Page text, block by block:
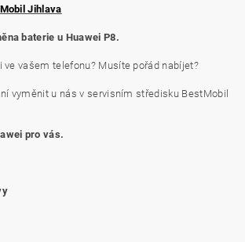
Jihlava
baterie u Huawei P8.
ve vašem telefonu? Musíte pořád nabíjet?
vyměnit u nás v servisním středisku BestMobil
pro vás.